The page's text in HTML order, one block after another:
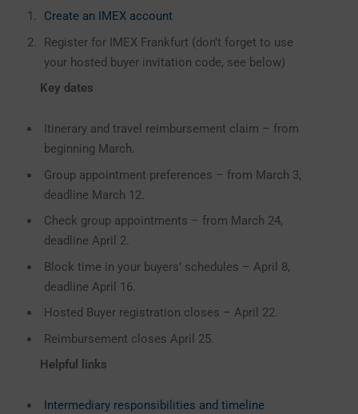
Create an IMEX account
Register for IMEX Frankfurt (don’t forget to use
your hosted buyer invitation code, see below)
Key dates
Itinerary and travel reimbursement claim – from
beginning March.
Group appointment preferences – from March 3,
deadline March 12.
Check group appointments – from March 24,
deadline April 2.
Block time in your buyers’ schedules – April 8,
deadline April 16.
Hosted Buyer registration closes – April 22.
Reimbursement closes April 25.
Helpful links
Intermediary responsibilities and timeline